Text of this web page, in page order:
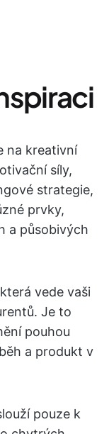
na kreativní
síly,
strategie,
prvky,
a působivých
vede vaši
Je to
pouhou
a produkt v
pouze k